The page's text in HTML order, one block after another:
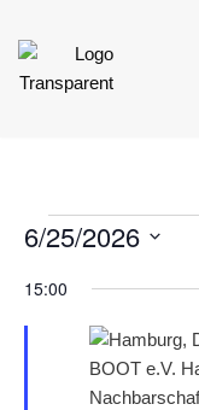
Zum
Inhalt
6/25/2026
wählen.
15:00